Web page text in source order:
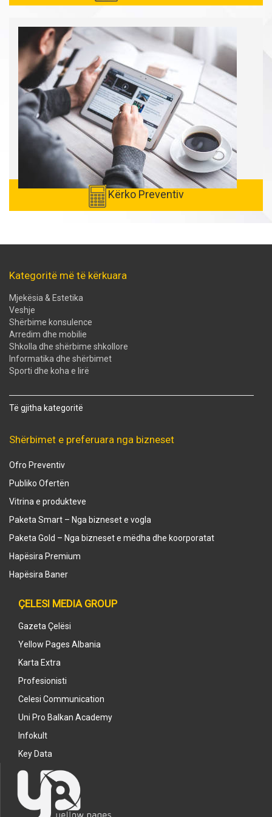
Kërko Preventiv
Kategoritë më të kërkuara
Mjekësia & Estetika
Veshje
Shërbime konsulence
Arredim dhe mobilie
Shkolla dhe shërbime shkollore
Informatika dhe shërbimet
Sporti dhe koha e lirë
Të gjitha kategoritë
Shërbimet e preferuara nga bizneset
Ofro Preventiv
Publiko Ofertën
Vitrina e produkteve
Paketa Smart – Nga bizneset e vogla
Paketa Gold – Nga bizneset e mëdha dhe koorporatat
Hapësira Premium
Hapësira Baner
ÇELESI MEDIA GROUP
Gazeta Çelësi
Yellow Pages Albania
Karta Extra
Profesionisti
Celesi Communication
Uni Pro Balkan Academy
Infokult
Key Data